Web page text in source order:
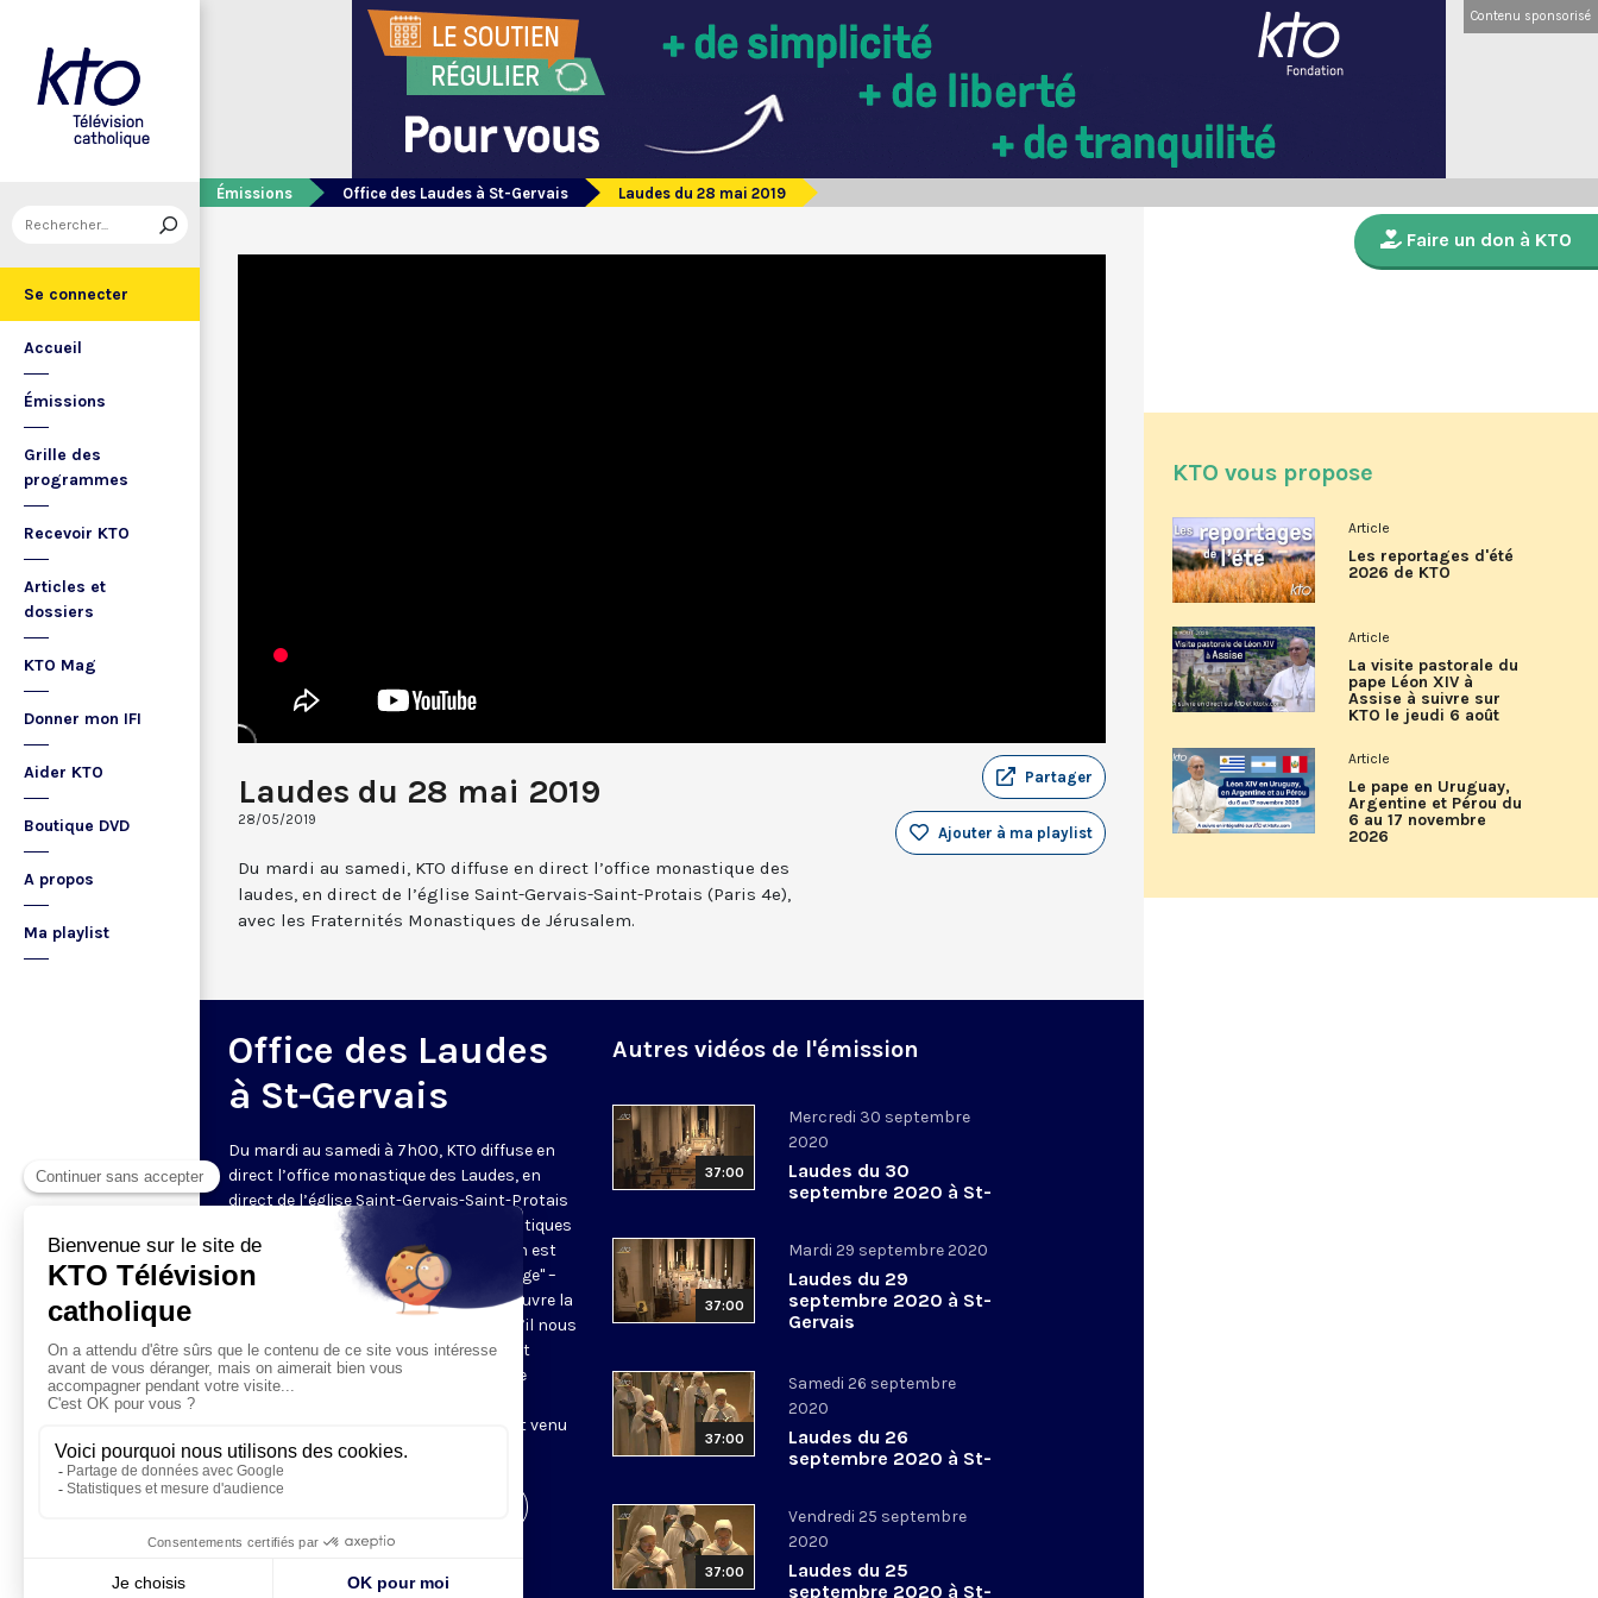
Se connecter
Accueil
Émissions
Grille des
programmes
Recevoir KTO
Articles et
dossiers
KTO Mag
Donner mon IFI
Aider KTO
Boutique DVD
A propos
Ma playlist
Contenu sponsorisé
Émissions Office des Laudes à St-Gervais Laudes du 28 mai 2019
Laudes du 28 mai 2019
28/05/2019
Partager
Ajouter à ma playlist
Du mardi au samedi, KTO diffuse en direct l’office monastique des
laudes, en direct de l’église Saint-Gervais-Saint-Protais (Paris 4e),
avec les Fraternités Monastiques de Jérusalem.
Office des Laudes
à St-Gervais
Du mardi au samedi à 7h00, KTO diffuse en
direct l’office monastique des Laudes, en
direct de l’église Saint-Gervais-Saint-Protais
(Paris IVe), avec les Fraternités Monastiques
de Jérusalem. Les Laudes – dont le nom est
dérivé du terme latin qui signifie "louange" –
sont d’abord la prière de louange qui ouvre la
journée pour remercier Dieu du don qu’il nous
fait de ce jour nouveau, et le placer tout
entier sous son regard. Mais son heure
Résurrection du Seigneur, "soleil levant venu
nous visiter" (Lc 1,28).
Autres vidéos de l'émission
37:00
Mercredi 30 septembre
2020
Laudes du 30
septembre 2020 à St-
37:00
Mardi 29 septembre 2020
Laudes du 29
septembre 2020 à St-
Gervais
37:00
Samedi 26 septembre
2020
Laudes du 26
septembre 2020 à St-
37:00
Vendredi 25 septembre
2020
Laudes du 25
septembre 2020 à St-
Faire un don à KTO
KTO vous propose
Article
Les reportages d'été
2026 de KTO
Article
La visite pastorale du
pape Léon XIV à
Assise à suivre sur
KTO le jeudi 6 août
Article
Le pape en Uruguay,
Argentine et Pérou du
6 au 17 novembre
2026